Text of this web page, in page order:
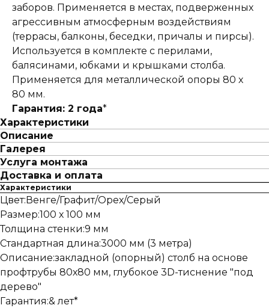
заборов. Применяется в местах, подверженных
агрессивным атмосферным воздействиям
(террасы, балконы, беседки, причалы и пирсы).
Используется в комплекте с перилами,
балясинами, юбками и крышками столба.
Применяется для металлической опоры 80 х
80 мм.
Гарантия: 2 года*
Характеристики
Описание
Галерея
Услуга монтажа
Доставка и оплата
Характеристики
Цвет:Венге/Графит/Орех/Серый
Размер:100 х 100 мм
Толщина стенки:9 мм
Стандартная длина:3000 мм (3 метра)
Описание:закладной (опорный) столб на основе
профтрубы 80х80 мм, глубокое 3D-тиснение "под
дерево"
Гарантия:& лет*